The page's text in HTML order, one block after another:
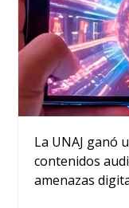
La UNAJ ganó
contenidos
amenazas